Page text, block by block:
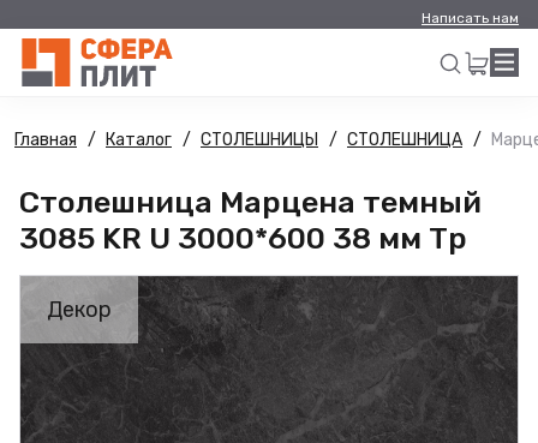
Написать нам
Искать
Главная Каталог СТОЛЕШНИЦЫ СТОЛЕШНИЦА
Столешница Марцена темный
3085 KR U 3000*600 38 мм Тр
Декор